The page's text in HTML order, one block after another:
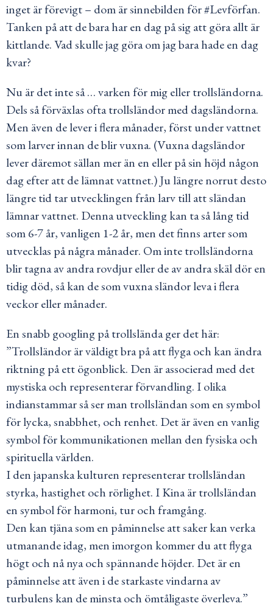
inget är förevigt – dom är sinnebilden för #Levförfan.
Tanken på att de bara har en dag på sig att göra allt är
kittlande. Vad skulle jag göra om jag bara hade en dag
kvar?
Nu är det inte så … varken för mig eller trollsländorna.
Dels så förväxlas ofta trollsländor med dagsländorna.
Men även de lever i flera månader, först under vattnet
som larver innan de blir vuxna. (Vuxna dagsländor
lever däremot sällan mer än en eller på sin höjd någon
dag efter att de lämnat vattnet.) Ju längre norrut desto
längre tid tar utvecklingen från larv till att sländan
lämnar vattnet. Denna utveckling kan ta så lång tid
som 6-7 år, vanligen 1-2 år, men det finns arter som
utvecklas på några månader. Om inte trollsländorna
blir tagna av andra rovdjur eller de av andra skäl dör en
tidig död, så kan de som vuxna sländor leva i flera
veckor eller månader.
En snabb googling på trollslända ger det här:
”Trollsländor är väldigt bra på att flyga och kan ändra
riktning på ett ögonblick. Den är associerad med det
mystiska och representerar förvandling. I olika
indianstammar så ser man trollsländan som en symbol
för lycka, snabbhet, och renhet. Det är även en vanlig
symbol för kommunikationen mellan den fysiska och
spirituella världen.
I den japanska kulturen representerar trollsländan
styrka, hastighet och rörlighet. I Kina är trollsländan
en symbol för harmoni, tur och framgång.
Den kan tjäna som en påminnelse att saker kan verka
utmanande idag, men imorgon kommer du att flyga
högt och nå nya och spännande höjder. Det är en
påminnelse att även i de starkaste vindarna av
turbulens kan de minsta och ömtåligaste överleva.”